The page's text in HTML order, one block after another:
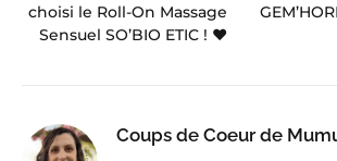
choisi le Roll-On Massage
Sensuel SO’BIO ETIC ! ♥
Coups de Coeur de